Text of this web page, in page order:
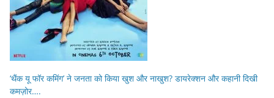
‘थैंक यू फॉर कमिंग’ ने जनता को किया खुश और नाखुश? डायरेक्शन और कहानी दिखी
कमज़ोर….